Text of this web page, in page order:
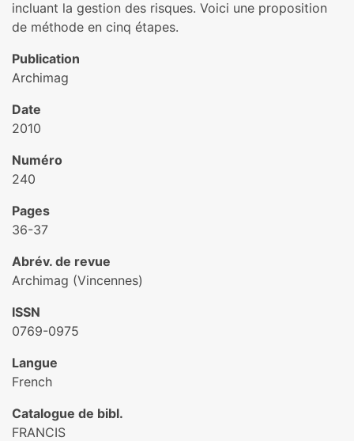
incluant la gestion des risques. Voici une proposition
de méthode en cinq étapes.
Publication
Archimag
Date
2010
Numéro
240
Pages
36-37
Abrév. de revue
Archimag (Vincennes)
ISSN
0769-0975
Langue
French
Catalogue de bibl.
FRANCIS